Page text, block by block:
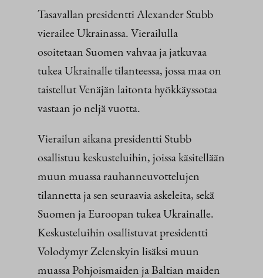
Tasavallan presidentti Alexander Stubb
vierailee Ukrainassa. Vierailulla
osoitetaan Suomen vahvaa ja jatkuvaa
tukea Ukrainalle tilanteessa, jossa maa on
taistellut Venäjän laitonta hyökkäyssotaa
vastaan jo neljä vuotta.
Vierailun aikana presidentti Stubb
osallistuu keskusteluihin, joissa käsitellään
muun muassa rauhanneuvottelujen
tilannetta ja sen seuraavia askeleita, sekä
Suomen ja Euroopan tukea Ukrainalle.
Keskusteluihin osallistuvat presidentti
Volodymyr Zelenskyin lisäksi muun
muassa Pohjoismaiden ja Baltian maiden